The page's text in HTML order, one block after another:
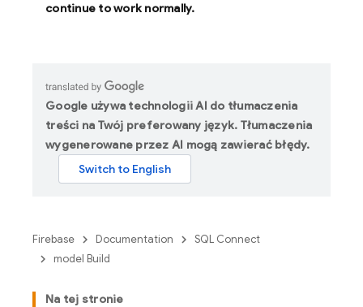
continue to work normally.
Google używa technologii AI do tłumaczenia
treści na Twój preferowany język. Tłumaczenia
wygenerowane przez AI mogą zawierać błędy.
Firebase Documentation
SQL Connect
model Build
Na tej stronie